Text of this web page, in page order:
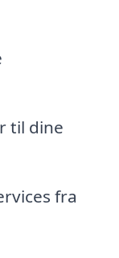
til dine
fra